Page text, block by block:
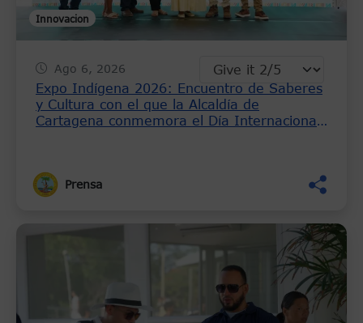
Innovacion
Ago 6, 2026
Expo Indígena 2026: Encuentro de Saberes
y Cultura con el que la Alcaldía de
Cartagena conmemora el Día Internacional
Prensa